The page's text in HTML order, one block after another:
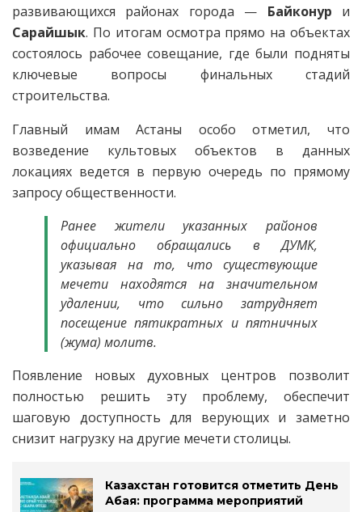
развивающихся районах города — Байконур и
Сарайшык. По итогам осмотра прямо на объектах
состоялось рабочее совещание, где были подняты
ключевые вопросы финальных стадий
строительства.
Главный имам Астаны особо отметил, что
возведение культовых объектов в данных
локациях ведется в первую очередь по прямому
запросу общественности.
Ранее жители указанных районов
официально обращались в ДУМК,
указывая на то, что существующие
мечети находятся на значительном
удалении, что сильно затрудняет
посещение пятикратных и пятничных
(жума) молитв.
Появление новых духовных центров позволит
полностью решить эту проблему, обеспечит
шаговую доступность для верующих и заметно
снизит нагрузку на другие мечети столицы.
Казахстан готовится отметить День
Абая: программа мероприятий